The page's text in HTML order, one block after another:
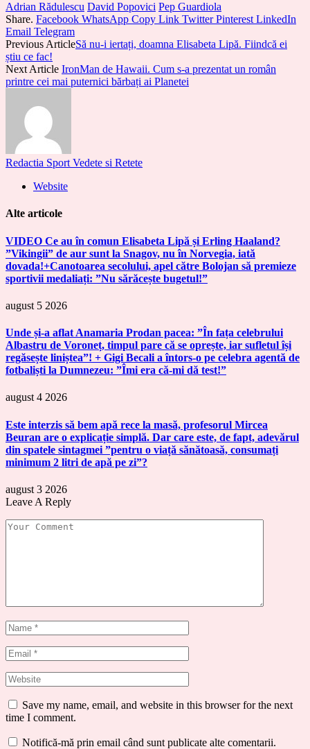
Adrian Rădulescu David Popovici Pep Guardiola
Share. Facebook WhatsApp Copy Link Twitter Pinterest LinkedIn
Email Telegram
Previous ArticleSă nu-i iertați, doamna Elisabeta Lipă. Fiindcă ei
știu ce fac!
Next Article IronMan de Hawaii. Cum s-a prezentat un român
printre cei mai puternici bărbați ai Planetei
Redactia Sport Vedete si Retete
Website
Alte articole
VIDEO Ce au în comun Elisabeta Lipă și Erling Haaland?
”Vikingii” de aur sunt la Snagov, nu în Norvegia, iată
dovada!+Canotoarea secolului, apel către Bolojan să premieze
sportivii medaliați: ”Nu sărăcește bugetul!”
august 5 2026
Unde și-a aflat Anamaria Prodan pacea: ”În fața celebrului
Albastru de Voroneț, timpul pare că se oprește, iar sufletul își
regăsește liniștea”! + Gigi Becali a întors-o pe celebra agentă de
fotbaliști la Dumnezeu: ”Îmi era că-mi dă test!”
august 4 2026
Este interzis să bem apă rece la masă, profesorul Mircea
Beuran are o explicație simplă. Dar care este, de fapt, adevărul
din spatele sintagmei ”pentru o viață sănătoasă, consumați
minimum 2 litri de apă pe zi”?
august 3 2026
Leave A Reply
Save my name, email, and website in this browser for the next
time I comment.
Notifică-mă prin email când sunt publicate alte comentarii.